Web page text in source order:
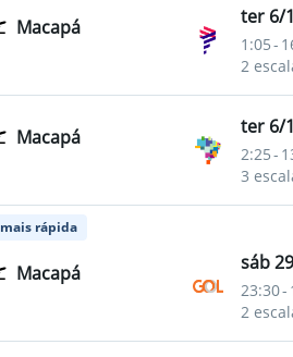
Macapá ter 6/
1:05-
2
Macapá ter 6/
2:25-
3
rápida
Macapá sáb
23:30-
2